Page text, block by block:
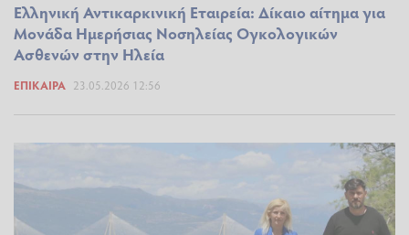
Ελληνική Αντικαρκινική Εταιρεία: Δίκαιο αίτημα για
Μονάδα Ημερήσιας Νοσηλείας Ογκολογικών
Ασθενών στην Ηλεία
ΕΠΊΚΑΙΡΑ 23.05.2026 12:56